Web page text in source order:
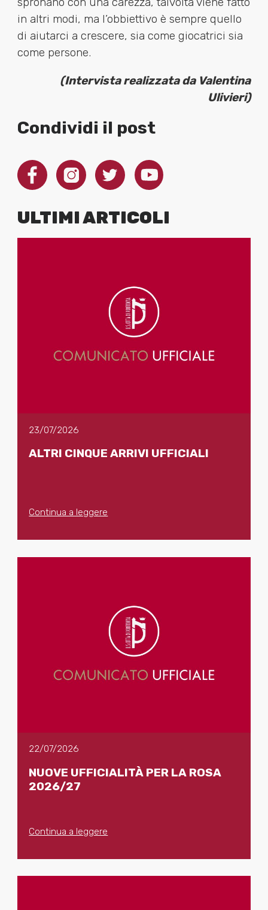
in altri modi, ma l’obbiettivo è sempre quello
di aiutarci a crescere, sia come giocatrici sia
come persone.
(Intervista realizzata da Valentina
Ulivieri)
Condividi il post
ULTIMI ARTICOLI
23/07/2026
ALTRI CINQUE ARRIVI UFFICIALI
Continua a leggere
22/07/2026
NUOVE UFFICIALITÀ PER LA ROSA
2026/27
Continua a leggere